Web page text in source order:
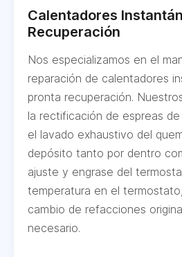
Calentadores
Recuperación
Nos especializamos en el
reparación de calentadores
pronta recuperación.
la rectificación de espreas
el lavado exhaustivo del
depósito tanto por dentro
ajuste y engrase del
temperatura en el
cambio de refacciones
necesario.